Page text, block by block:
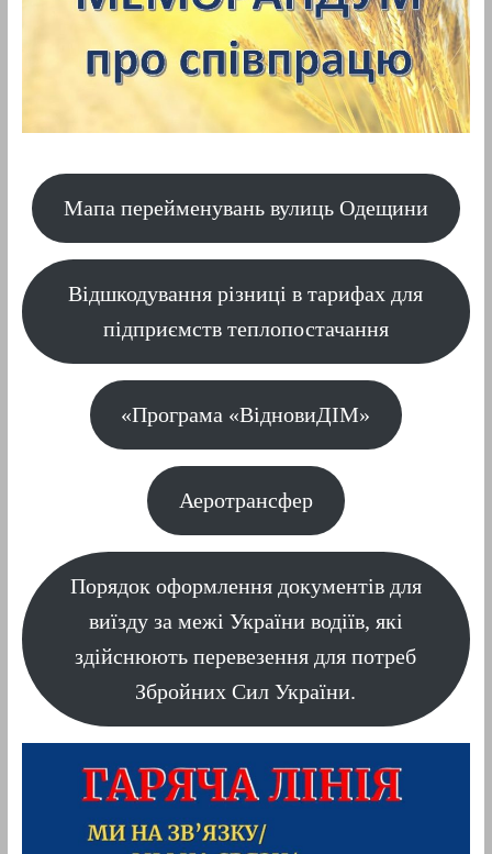
Мапа перейменувань вулиць Одещини
Відшкодування різниці в тарифах для
підприємств теплопостачання
«Програма «ВідновиДІМ»
Аеротрансфер
Порядок оформлення документів для
виїзду за межі України водіїв, які
здійснюють перевезення для потреб
Збройних Сил України.